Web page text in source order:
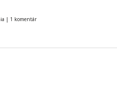
| 1 komentár